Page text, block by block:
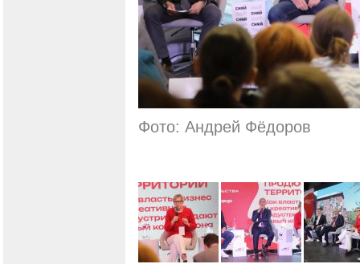
Фото: Андрей Фёдоров